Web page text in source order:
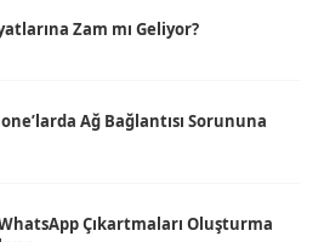
Zam mı Geliyor?
Ağ Bağlantısı Sorununa
Çıkartmaları Oluşturma